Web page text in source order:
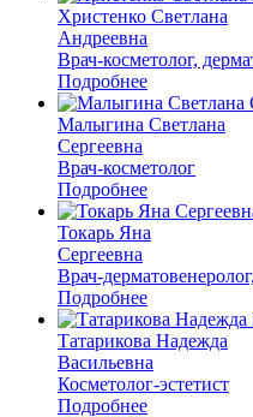
Христенко Светлана
Андреевна
Врач-косметолог,
Подробнее
Малыгина Светлана
Сергеевна
Врач-косметолог
Подробнее
Токарь Яна
Сергеевна
Врач-
Подробнее
Татарикова Надежда
Васильевна
Косметолог-эстетист
Подробнее